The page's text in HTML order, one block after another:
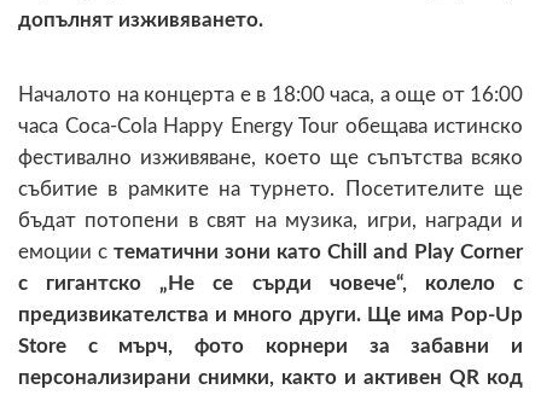
допълнят изживяването.
Началото на концерта е в 18:00 часа, а още от 16:00
часа Coca-Cola Happy Energy Tour обещава истинско
фестивално изживяване, което ще съпътства всяко
събитие в рамките на турнето. Посетителите ще
бъдат потопени в свят на музика, игри, награди и
емоции с тематични зони като Chill and Play Corner
с гигантско „Не се сърди човече“, колело с
предизвикателства и много други. Ще има Pop-Up
Store с мърч, фото корнери за забавни и
персонализирани снимки, както и активен QR код